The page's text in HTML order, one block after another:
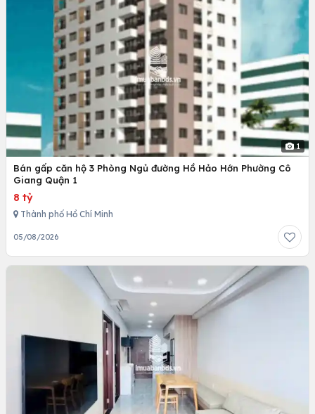
1
Bán gấp căn hộ 3 Phòng Ngủ đường Hồ Hảo Hớn Phường Cô
Giang Quận 1
8 tỷ
Thành phố Hồ Chí Minh
05/08/2026